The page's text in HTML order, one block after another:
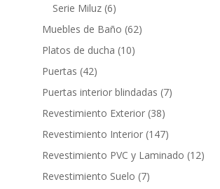
productos
Serie Miluz 66
productos
Muebles de Baño 6262
Platos de ducha 1010
Puertas 4242
productos
Puertas interior blindadas 77
Revestimiento Exterior 3838
productos
Revestimiento Interior 147147
productos
Revestimiento PVC y Laminado 1212
Revestimiento Suelo 77